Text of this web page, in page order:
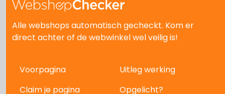
Alle webshops automatisch gecheckt. Kom er
direct achter of de webwinkel wel veilig is!
Voorpagina
Uitleg werking
Claim je pagina
Opgelicht?